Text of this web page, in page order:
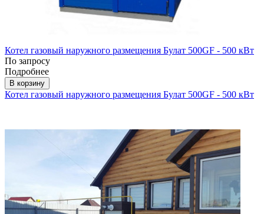
Котел газовый наружного размещения Булат 500GF - 500 кВт
По запросу
Подробнее
В корзину
Котел газовый наружного размещения Булат 500GF - 500 кВт